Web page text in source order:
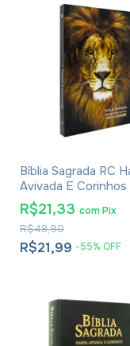
Bíblia Sagrada RC
Avivada E Corinhos
Capa Dura Leão
R$21,99 -55% OFF
R$48,90
R$21,33 comPix